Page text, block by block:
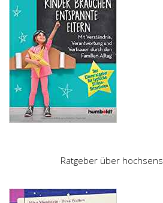
Ratgeber über